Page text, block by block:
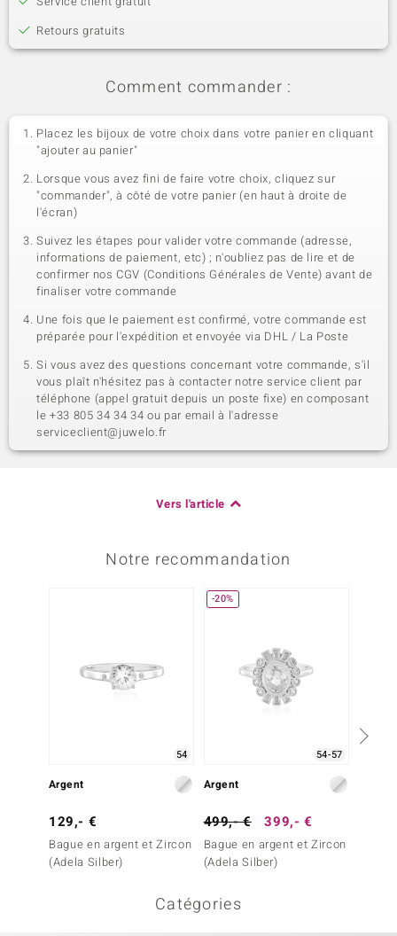
Retours gratuits
Comment commander :
Placez les bijoux de votre choix dans votre panier en cliquant
"ajouter au panier"
Lorsque vous avez fini de faire votre choix, cliquez sur
"commander", à côté de votre panier (en haut à droite de
l'écran)
Suivez les étapes pour valider votre commande (adresse,
informations de paiement, etc) ; n'oubliez pas de lire et de
confirmer nos CGV (Conditions Générales de Vente) avant de
finaliser votre commande
Une fois que le paiement est confirmé, votre commande est
préparée pour l'expédition et envoyée via DHL / La Poste
Si vous avez des questions concernant votre commande, s'il
vous plaît n'hésitez pas à contacter notre service client par
téléphone (appel gratuit depuis un poste fixe) en composant
le +33 805 34 34 34 ou par email à l'adresse
serviceclient@juwelo.fr
Vers l'article
Notre recommandation
54
Argent
129,- €
Bague en argent et Zircon
(Adela Silber)
-20%
54-57
Argent
499,- € 399,- €
Bague en argent et Zircon
(Adela Silber)
Catégories